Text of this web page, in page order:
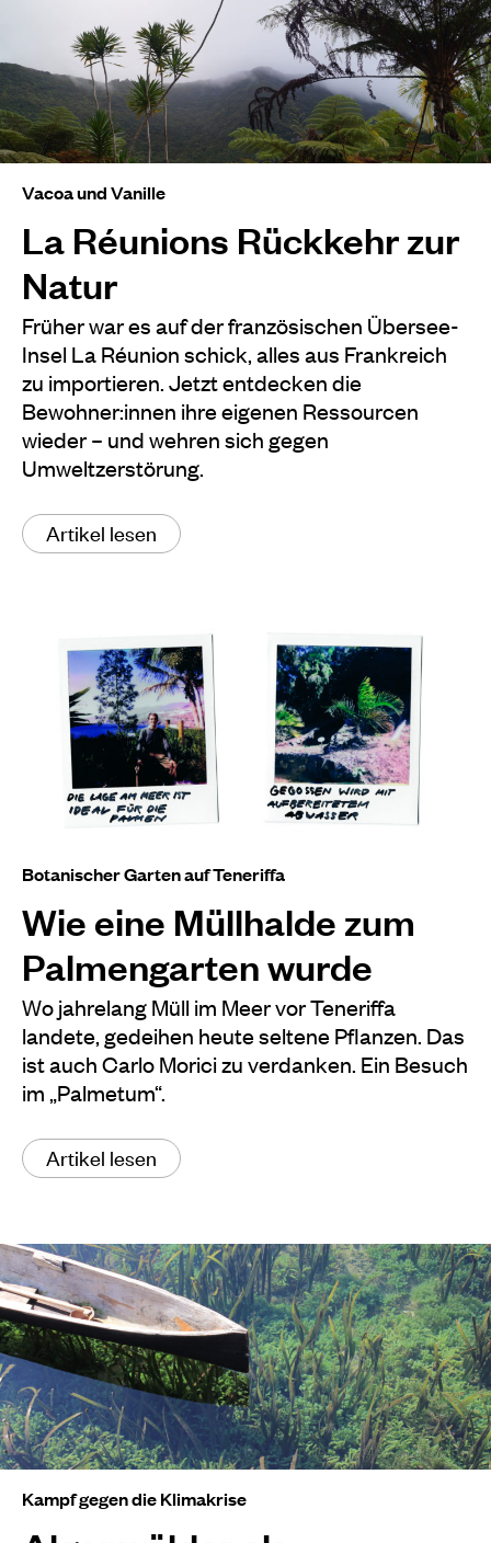
Vacoa und Vanille
La Réunions Rückkehr zur
Natur
Früher war es auf der französischen Übersee-
Insel La Réunion schick, alles aus Frankreich
zu importieren. Jetzt entdecken die
Bewohner:innen ihre eigenen Ressourcen
wieder – und wehren sich gegen
Umweltzerstörung.
Artikel lesen
Botanischer Garten auf Teneriffa
Wie eine Müllhalde zum
Palmengarten wurde
Wo jahrelang Müll im Meer vor Teneriffa
landete, gedeihen heute seltene Pflanzen. Das
ist auch Carlo Morici zu verdanken. Ein Besuch
im „Palmetum“.
Artikel lesen
Kampf gegen die Klimakrise